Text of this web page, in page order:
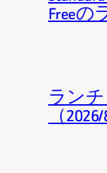
Freeの
ラン
（2026/